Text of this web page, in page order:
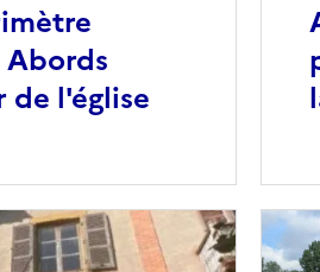
de l'église